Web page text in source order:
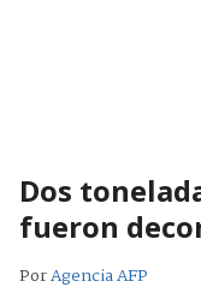
Dos
fueron
PorAgencia AFP